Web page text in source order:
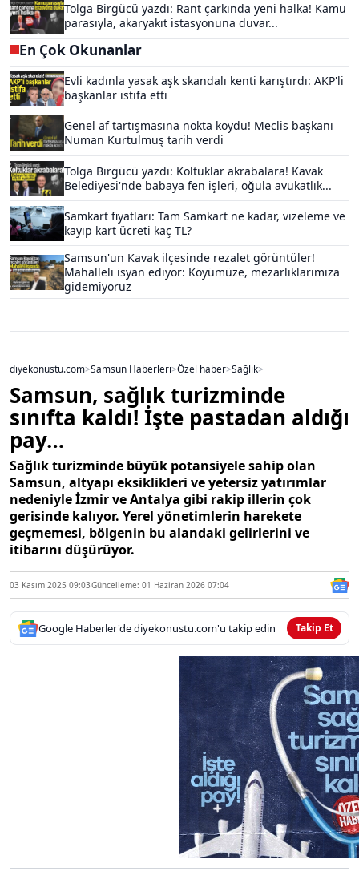
Tolga Birgücü yazdı: Rant çarkında yeni halka! Kamu
parasıyla, akaryakıt istasyonuna duvar...
En Çok Okunanlar
Evli kadınla yasak aşk skandalı kenti karıştırdı: AKP'li
başkanlar istifa etti
Genel af tartışmasına nokta koydu! Meclis başkanı
Numan Kurtulmuş tarih verdi
Tolga Birgücü yazdı: Koltuklar akrabalara! Kavak
Belediyesi'nde babaya fen işleri, oğula avukatlık...
Samkart fiyatları: Tam Samkart ne kadar, vizeleme ve
kayıp kart ücreti kaç TL?
Samsun'un Kavak ilçesinde rezalet görüntüler!
Mahalleli isyan ediyor: Köyümüze, mezarlıklarımıza
gidemiyoruz
diyekonustu.com>Samsun Haberleri>Özel haber>Sağlık>
Samsun, sağlık turizminde
sınıfta kaldı! İşte pastadan aldığı
pay…
Sağlık turizminde büyük potansiyele sahip olan
Samsun, altyapı eksiklikleri ve yetersiz yatırımlar
nedeniyle İzmir ve Antalya gibi rakip illerin çok
gerisinde kalıyor. Yerel yönetimlerin harekete
geçmemesi, bölgenin bu alandaki gelirlerini ve
itibarını düşürüyor.
03 Kasım 2025 09:03Güncelleme: 01 Haziran 2026 07:04
Google Haberler'de diyekonustu.com'u takip edin Takip Et